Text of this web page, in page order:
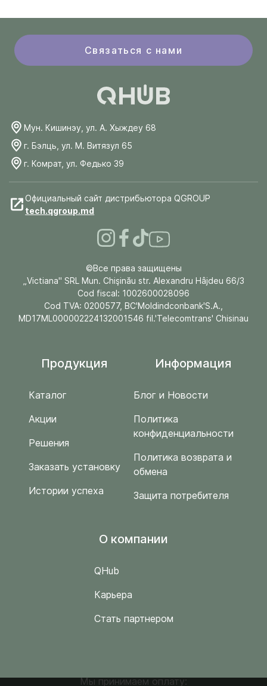
Связаться с нами
Мун. Кишинэу, ул. А. Хыждеу 68
г. Бэлць, ул. М. Витязул 65
г. Комрат, ул. Федько 39
Официальный сайт дистрибьютора QGROUP
tech.qgroup.md
©Все права защищены
„Victiana" SRL Mun. Chişinău str. Alexandru Hâjdeu 66/3
Cod fiscal: 1002600028096
Cod TVA: 0200577, BC'Moldindconbank'S.A.,
MD17ML000002224132001546 fil.'Telecomtrans' Chisinau
Продукция
Каталог
Акции
Решения
Заказать установку
Истории успеха
Информация
Блог и Новости
Политика
конфиденциальности
Политика возврата и
обмена
Защита потребителя
O компании
QHub
Карьера
Стать партнером
Мы принимаем оплату: